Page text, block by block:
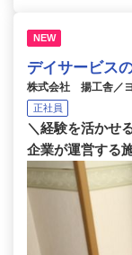
NEW
デイサービス
株式会社 揚工舎／
正社員
＼経験を活かせ
企業が運営する